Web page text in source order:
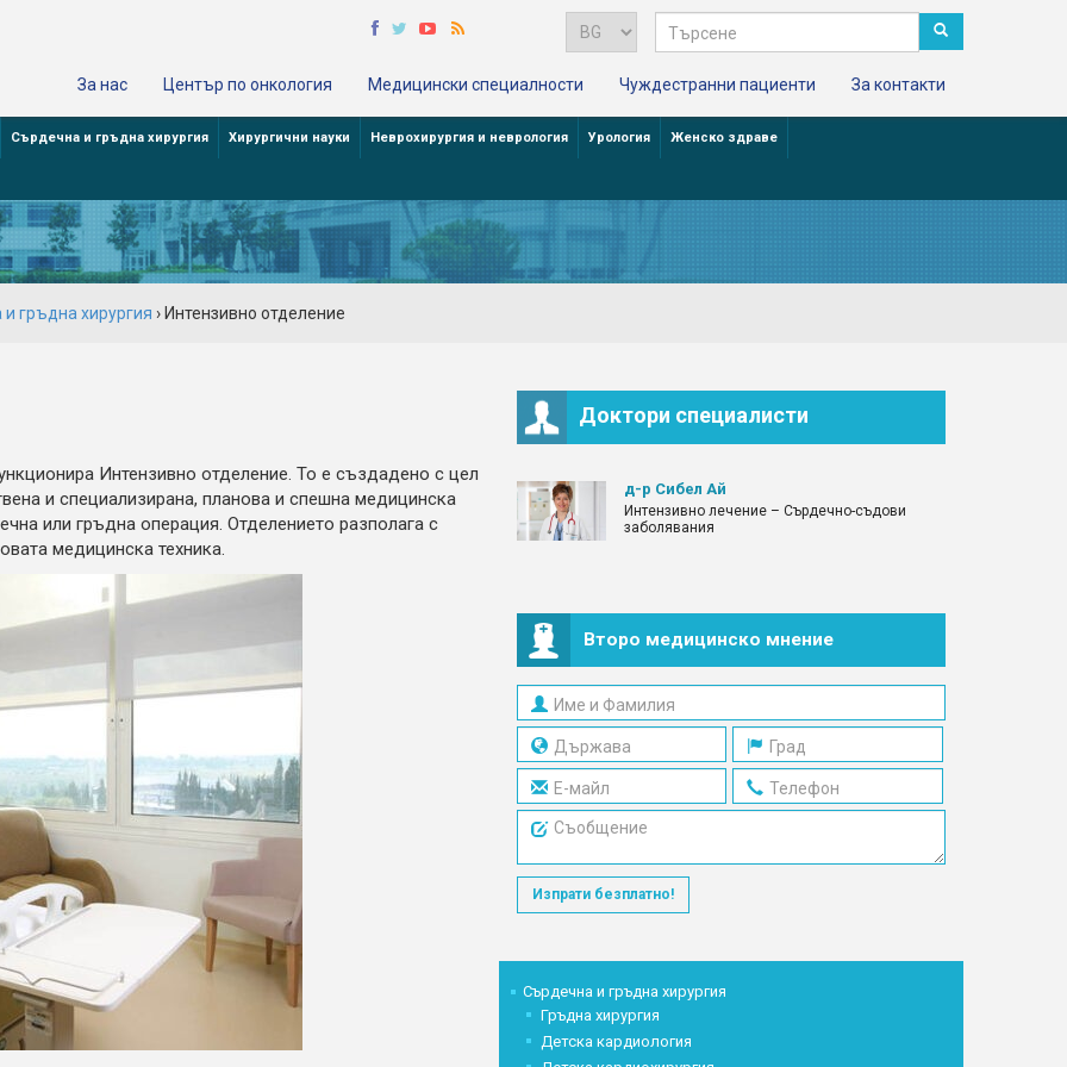
За нас Център по онкология Медицински специалности Чуждестранни пациенти За контакти
Сърдечна и гръдна хирургия Хирургични науки Неврохирургия и неврология Урология Женско здраве
гръдна хирургия › Интензивно отделение
Интензивно отделение. То е създадено с цел
и специализирана, планова и спешна медицинска
или гръдна операция. Отделението разполага с
медицинска техника.
Доктори специалисти
д-р Сибел Ай
Интензивно лечение – Сърдечно-съдови
заболявания
Второ медицинско мнение
Изпрати безплатно!
Сърдечна и гръдна хирургия
Гръдна хирургия
Детска кардиология